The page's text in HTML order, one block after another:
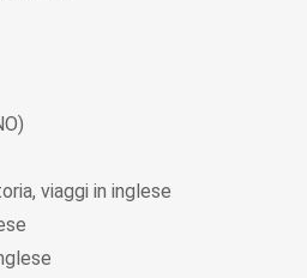
viaggi in inglese